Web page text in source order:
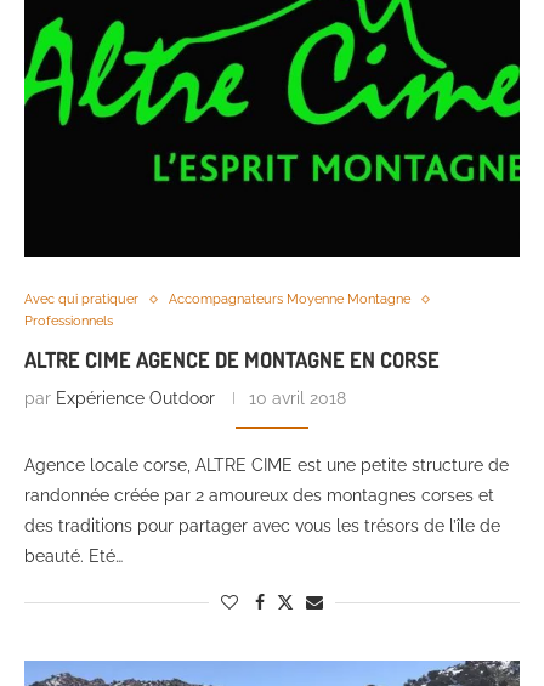
Avec qui pratiquer
Accompagnateurs Moyenne Montagne
Professionnels
ALTRE CIME AGENCE DE MONTAGNE EN CORSE
par Expérience Outdoor 10 avril 2018
Agence locale corse, ALTRE CIME est une petite structure de
randonnée créée par 2 amoureux des montagnes corses et
des traditions pour partager avec vous les trésors de l’île de
beauté. Eté…